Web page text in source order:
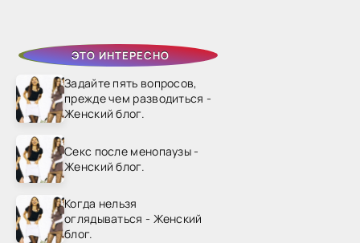
ЭТО ИНТЕРЕСНО
Задайте пять вопросов,
прежде чем разводиться -
Женский блог.
Секс после менопаузы -
Женский блог.
Когда нельзя
оглядываться - Женский
блог.